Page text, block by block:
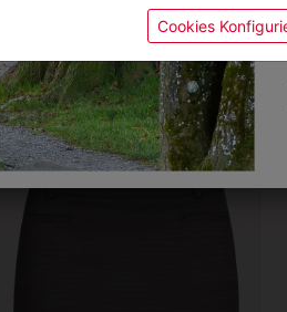
DAMENROCK MIT SCHMALEM
BUND
€ 79,90
Cookies